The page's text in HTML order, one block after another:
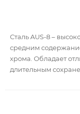
Сталь AUS-8 –
средним
хрома. Обладает
длительным